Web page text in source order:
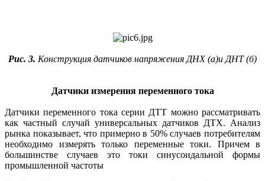
Рис. 3. Конструкция датчиков напряжения ДНХ (а)и ДНТ (б)
Датчики измерения переменного тока
Датчики переменного тока серии ДТТ можно рассматривать
как частный случай универсальных датчиков ДТХ. Анализ
рынка показывает, что примерно в 50% случаев потребителям
необходимо измерять только переменные токи. Причем в
большинстве случаев это токи синусоидальной формы
промышленной частоты